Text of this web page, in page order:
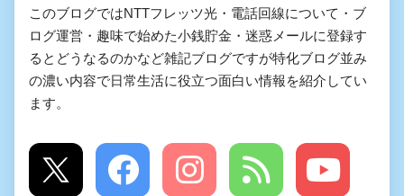
このブログではNTTフレッツ光・電話回線について・ブ
ログ運営・趣味で始めた小銭貯金・迷惑メールに登録す
るとどうなるのかなど雑記ブログですが特化ブログ並み
の濃い内容で日常生活に役立つ面白い情報を紹介してい
ます。